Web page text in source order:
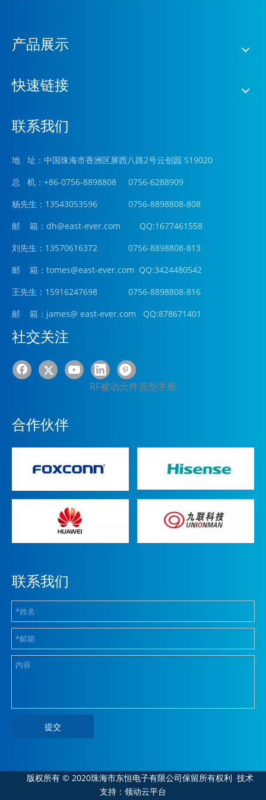
产品展示
快速链接
联系我们
地 址：中国珠海市香洲区屏西八路2号云创园 519020
总 机：+86-0756-8898808 0756-6288909
杨先生：13543053596 0756-8898808-808
邮 箱： dh@east-ever.com QQ:1677461558
刘先生：13570616372 0756-8898808-813
邮 箱：tomes@east-ever.com QQ:3424480542
王先生：15916247698 0756-8898808-816
邮 箱：james@ east-ever.com QQ:878671401
社交关注
RF被动元件选型手册
合作伙伴
联系我们
提交
版权所有 © 2020珠海市东恒电子有限公司保留所有权利 技术
支持：领动云平台